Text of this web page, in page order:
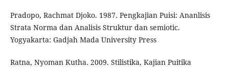
Pradopo, Rachmat Djoko. 1987. Pengkajian Puisi: Ananlisis
Strata Norma dan Analisis Struktur dan semiotic.
Yogyakarta: Gadjah Mada University Press
Ratna, Nyoman Kutha. 2009. Stilistika, Kajian Puitika